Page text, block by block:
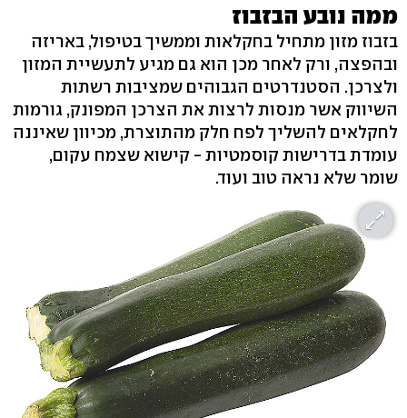
ממה נובע הבזבוז
בזבוז מזון מתחיל בחקלאות וממשיך בטיפול, באריזה
ובהפצה, ורק לאחר מכן הוא גם מגיע לתעשיית המזון
ולצרכן. הסטנדרטים הגבוהים שמציבות רשתות
השיווק אשר מנסות לרצות את הצרכן המפונק, גורמות
לחקלאים להשליך לפח חלק מהתוצרת, מכיוון שאיננה
עומדת בדרישות קוסמטיות - קישוא שצמח עקום,
שומר שלא נראה טוב ועוד.